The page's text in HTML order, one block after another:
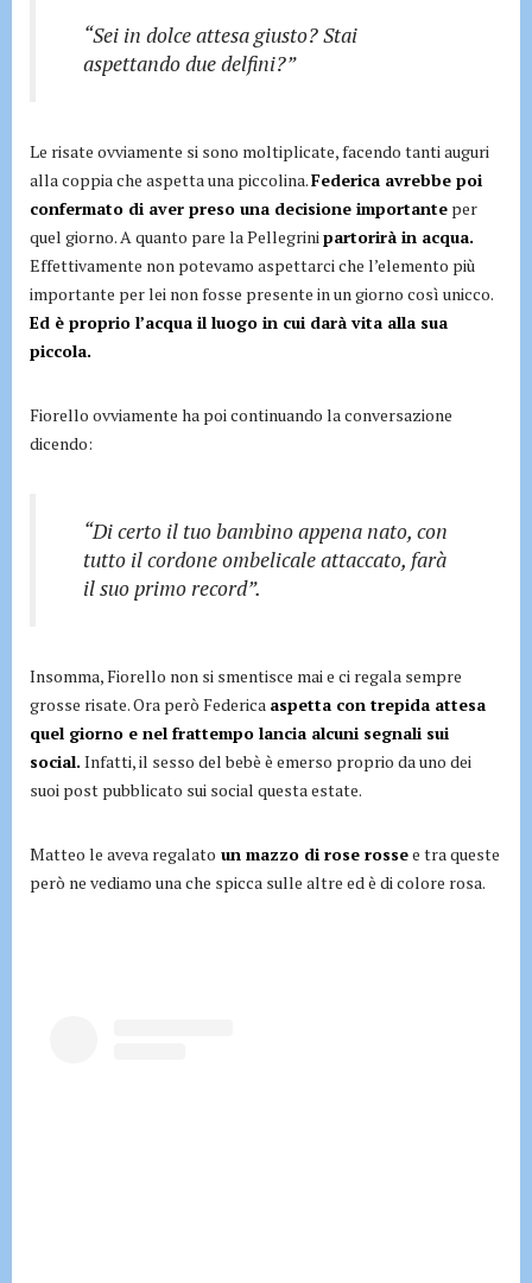
“Sei in dolce attesa giusto? Stai
aspettando due delfini?”
Le risate ovviamente si sono moltiplicate, facendo tanti auguri
alla coppia che aspetta una piccolina.Federica avrebbe poi
confermato di aver preso una decisione importante per
quel giorno. A quanto pare la Pellegrinipartorirà in acqua.
Effettivamente non potevamo aspettarci che l’elemento più
importante per lei non fosse presente in un giorno così unicco.
Ed è proprio l’acqua il luogo in cui darà vita alla sua
piccola.
Fiorello ovviamente ha poi continuando la conversazione
dicendo:
“Di certo il tuo bambino appena nato, con
tutto il cordone ombelicale attaccato, farà
il suo primo record”.
Insomma, Fiorello non si smentisce mai e ci regala sempre
grosse risate. Ora però Federica aspetta con trepida attesa
quel giorno e nel frattempo lancia alcuni segnali sui
social. Infatti, il sesso del bebè è emerso proprio da uno dei
suoi post pubblicato sui social questa estate.
Matteo le aveva regalato un mazzo di rose rossee tra queste
però ne vediamo una che spicca sulle altre ed è di colore rosa.